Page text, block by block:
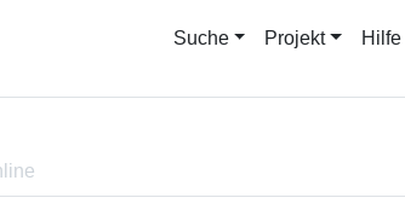
Suche Projekt Hilfe